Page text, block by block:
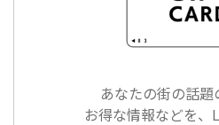
あなたの街の話題
お得な情報などを、